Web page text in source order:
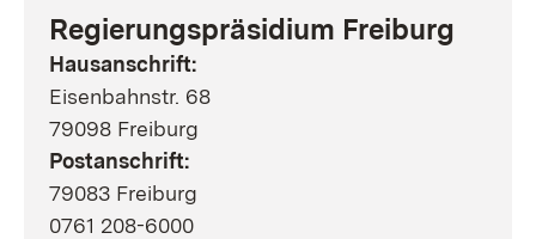
Regierungspräsidium Freiburg
Hausanschrift:
Eisenbahnstr. 68
79098 Freiburg
Postanschrift:
79083 Freiburg
0761 208-6000